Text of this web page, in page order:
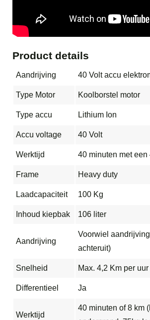
Product details
Aandrijving 40 Volt accu
Type Motor Koolborstel motor
Type accu Lithium Ion
Accu voltage 40 Volt
Werktijd 40 minuten met een
Frame Heavy duty
Laadcapaciteit 100 Kg
Inhoud kiepbak 106 liter
Aandrijving
Voorwiel
achteruit)
Snelheid Max. 4,2 Km per uur
Differentieel Ja
Werktijd
40 minuten of 8 km